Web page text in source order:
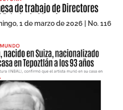
1 de marzo de 2026 | No. 116